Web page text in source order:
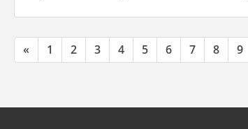
« 1 2 3 4 5 6 7 8 9